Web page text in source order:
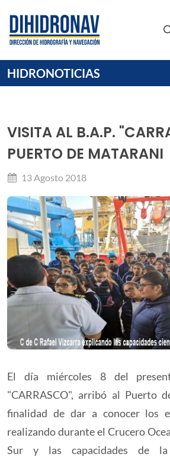
HIDRONOTICIAS
VISITA AL B.A.P.
PUERTO DE MATARANI
13 Agosto 2018
El día miércoles 8 del
"CARRASCO", arribó al Puerto
finalidad de dar a conocer los
realizando durante el Crucero
Sur y las capacidades de la